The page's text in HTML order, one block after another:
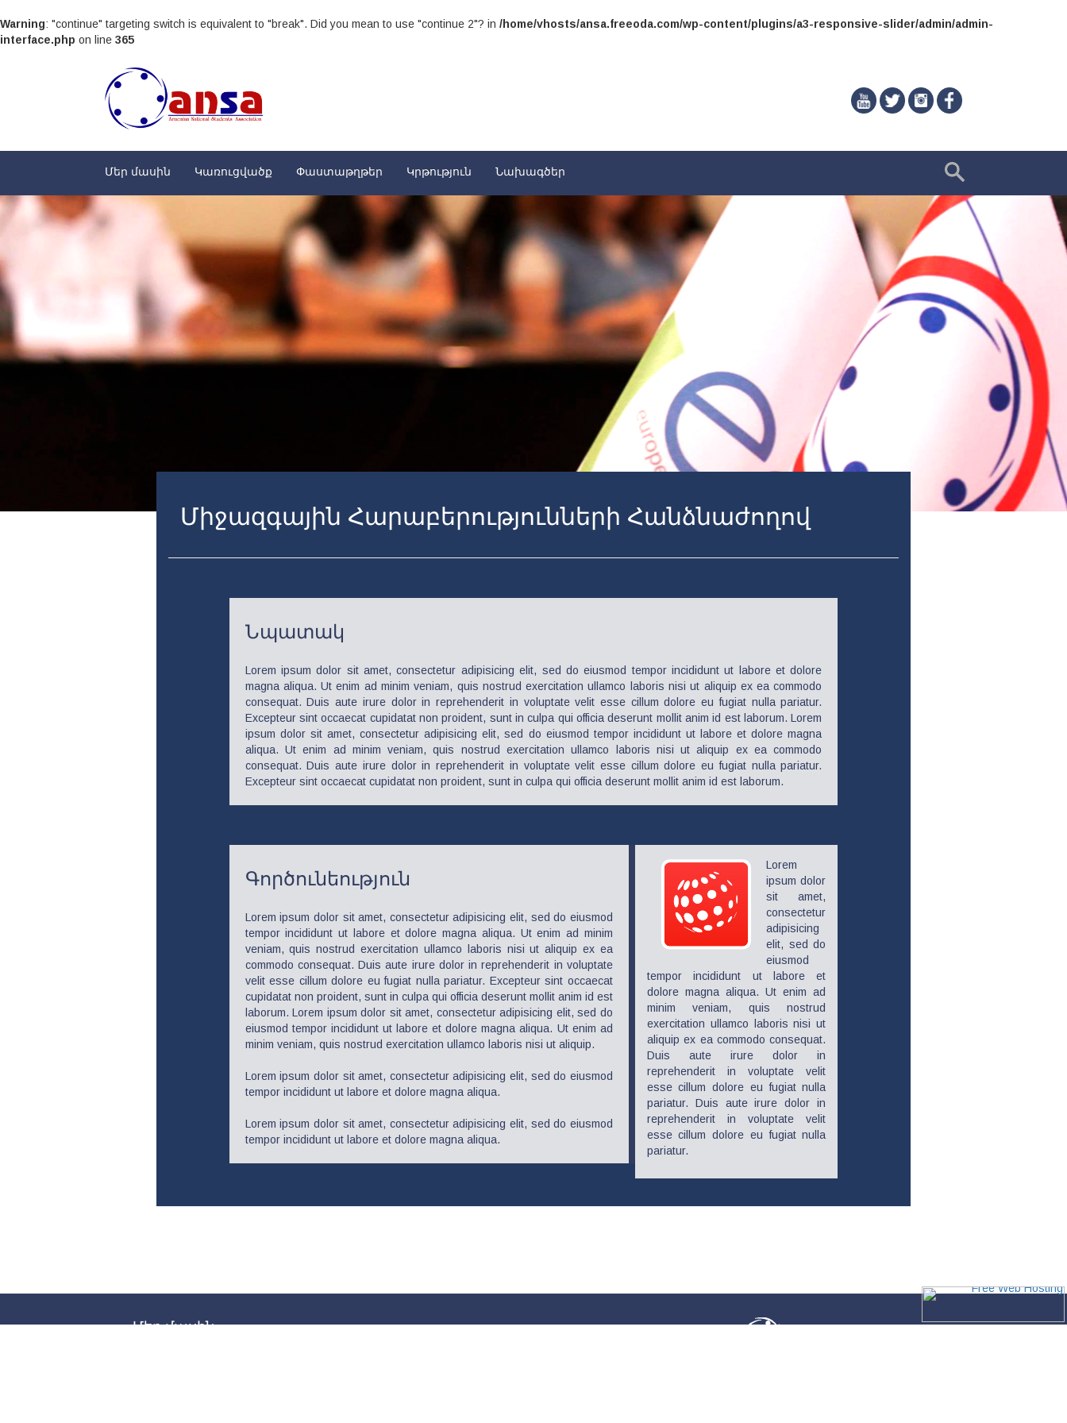
Warning: "continue" targeting switch is equivalent to "break". Did you mean to use "continue 2"? in /home/vhosts/ansa.freeoda.com/wp-content/plugins/a3-responsive-slider/admin/admin-
interface.php on line 365
Մեր մասին Կառուցվածք Փաստաթղթեր Կրթություն Նախագծեր
Միջազգային Հարաբերությունների Հանձնաժողով
Նպատակ
Lorem ipsum dolor sit amet, consectetur adipisicing elit, sed do eiusmod tempor incididunt ut labore et dolore
magna aliqua. Ut enim ad minim veniam, quis nostrud exercitation ullamco laboris nisi ut aliquip ex ea commodo
consequat. Duis aute irure dolor in reprehenderit in voluptate velit esse cillum dolore eu fugiat nulla pariatur.
Excepteur sint occaecat cupidatat non proident, sunt in culpa qui officia deserunt mollit anim id est laborum. Lorem
ipsum dolor sit amet, consectetur adipisicing elit, sed do eiusmod tempor incididunt ut labore et dolore magna
aliqua. Ut enim ad minim veniam, quis nostrud exercitation ullamco laboris nisi ut aliquip ex ea commodo
consequat. Duis aute irure dolor in reprehenderit in voluptate velit esse cillum dolore eu fugiat nulla pariatur.
Excepteur sint occaecat cupidatat non proident, sunt in culpa qui officia deserunt mollit anim id est laborum.
Գործունեություն
Lorem ipsum dolor sit amet, consectetur adipisicing elit, sed do eiusmod
tempor incididunt ut labore et dolore magna aliqua. Ut enim ad minim
veniam, quis nostrud exercitation ullamco laboris nisi ut aliquip ex ea
commodo consequat. Duis aute irure dolor in reprehenderit in voluptate
velit esse cillum dolore eu fugiat nulla pariatur. Excepteur sint occaecat
cupidatat non proident, sunt in culpa qui officia deserunt mollit anim id est
laborum. Lorem ipsum dolor sit amet, consectetur adipisicing elit, sed do
eiusmod tempor incididunt ut labore et dolore magna aliqua. Ut enim ad
minim veniam, quis nostrud exercitation ullamco laboris nisi ut aliquip.
Lorem ipsum dolor sit amet, consectetur adipisicing elit, sed do eiusmod
tempor incididunt ut labore et dolore magna aliqua.
Lorem ipsum dolor sit amet, consectetur adipisicing elit, sed do eiusmod
tempor incididunt ut labore et dolore magna aliqua.
Lorem
ipsum dolor
sit amet,
consectetur
adipisicing
elit, sed do
eiusmod
tempor incididunt ut labore et
dolore magna aliqua. Ut enim ad
minim veniam, quis nostrud
exercitation ullamco laboris nisi ut
aliquip ex ea commodo consequat.
Duis aute irure dolor in
reprehenderit in voluptate velit
esse cillum dolore eu fugiat nulla
pariatur. Duis aute irure dolor in
reprehenderit in voluptate velit
esse cillum dolore eu fugiat nulla
pariatur.
Մեր մասին